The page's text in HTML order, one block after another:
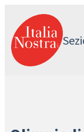
contenuto